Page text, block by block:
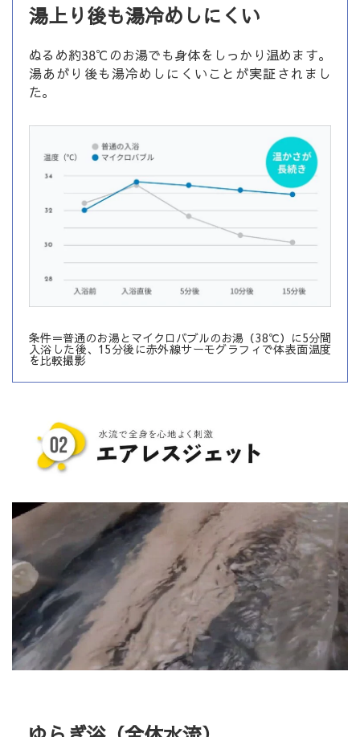
湯上り後も湯冷めしにくい
ぬるめ約38℃のお湯でも身体をしっかり温めます。
湯あがり後も湯冷めしにくいことが実証されまし
た。
条件＝普通のお湯とマイクロバブルのお湯（38℃）に5分間
入浴した後、15分後に赤外線サーモグラフィで体表面温度
を比較撮影